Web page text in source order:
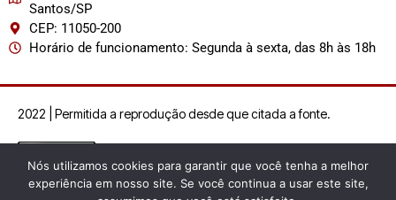
Santos/SP
CEP: 11050-200
Horário de funcionamento: Segunda à sexta, das 8h às 18h
2022 | Permitida a reprodução desde que citada a fonte.
Nós utilizamos cookies para garantir que você tenha a melhor
experiência em nosso site. Se você continua a usar este site,